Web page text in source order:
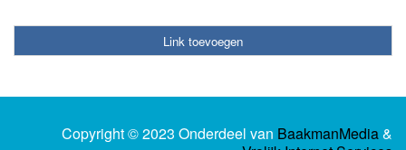
Link toevoegen
Copyright © 2023 Onderdeel van BaakmanMedia&